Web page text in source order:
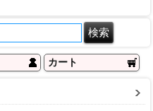
カート